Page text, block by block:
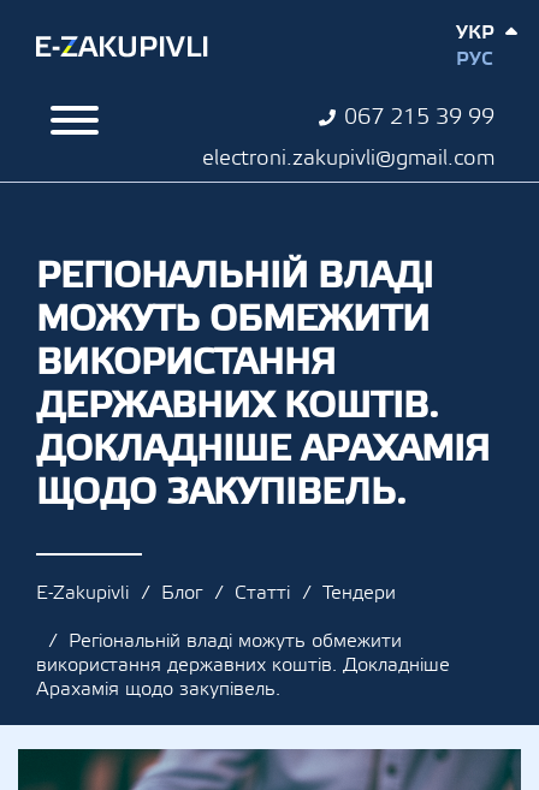
067 215 39 99
electroni.zakupivli@gmail.com
УКР
РУС
РЕГІОНАЛЬНІЙ ВЛАДІ
МОЖУТЬ ОБМЕЖИТИ
ВИКОРИСТАННЯ
ДЕРЖАВНИХ КОШТІВ.
ДОКЛАДНІШЕ АРАХАМІЯ
ЩОДО ЗАКУПІВЕЛЬ.
E-Zakupivli Блог Статті
Тендери
Регіональній владі можуть обмежити
використання державних коштів. Докладніше
Арахамія щодо закупівель.